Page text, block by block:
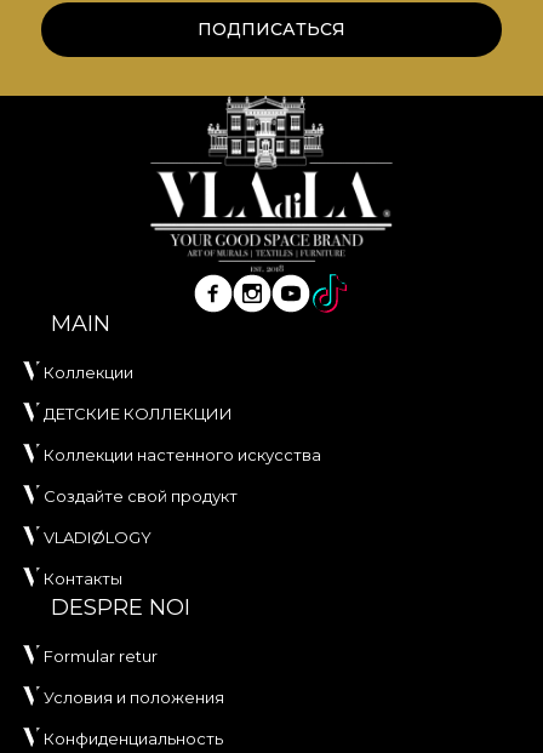
locuinței tale un aer de istorie, stabilitate și o
eleganță atemporală, inspirată de tradiția scoțiană.
ПОДПИСАТЬСЯ
MAIN
Коллекции
ДЕТСКИЕ КОЛЛЕКЦИИ
Коллекции настенного искусства
Создайте свой продукт
VLADIØLOGY
Контакты
DESPRE NOI
Formular retur
Условия и положения
Конфиденциальность